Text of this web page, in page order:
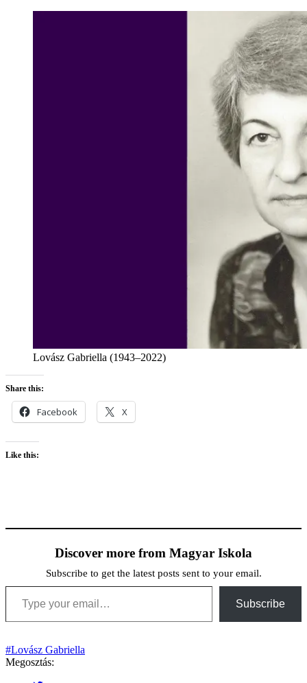
Lovász Gabriella (1943–2022)
Share this:
Facebook X
Like this:
Discover more from Magyar Iskola
Subscribe to get the latest posts sent to your email.
Type your email…
Subscribe
#Lovász Gabriella
Megosztás: